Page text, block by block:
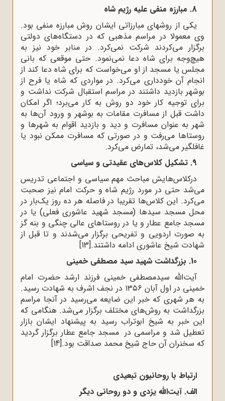
8. مبارزه منفی علیه رژیم شاه
یکی از روشهای مبارزاتی ایشان روش مبارزه منفی بود.
وی معمولا در مراسم مذهبی که در دستگاه‌های دولتی
برگزار می‌کردند شرکت نمی‌کرد. در منابر خود نیز به
هیچ‌وجه برای شاه دعا نمی‌نمود. حتی موقعی که بانی
مجلس یا مسجد از او می‌خواست که برای شاه دعا کند از
انجام آن خودداری می‌کرد. در مواردی که شاه یا فرح از
بوشهر بازدید داشتند در مراسم استقبال شرکت نداشت و
برای توجیه کار خود دو روش به کار می‌برد؛ اگر امکان
داشت قبل از مسافرت مقامات به بوشهر و ورود آن‌ها به
شهر به عنوان مسافرت و دید و بازدید اقوام به شهرها و
روستاها می‌رفت و در صورتی که مسافرت ممکن نبود یا
غافلگیر می‌شد، تمارض می‌کرد.
9. تشکیل کلاس‌های عقیدتی و سیاسی
درکلاس‌هایش مباحث مهم سیاسی و اجتماعی تدریس
می‌شد حتی در مورد رژیم شاه و حرکت امام نیز صحبت
می‌کرد. این کلاس‌ها تقریبا در فاصله هر ده روز یک‌بار در
محل مسجد سیدها (مسجد شهید عاشوری فعلی) یا در
مسجد جامع عطار و یا در روستاهای عالی چنگی و بنه گز
به صورت اردویی و تفریحی برگزار می‌شدند و تا قبل از
شهادت شیخ عاشوری ادامه داشتند.[13]
10. بزرگداشت شهید سید مصطفی خمینی
آیت‌الله سیدمصطفی خمینی فرزند ارشد حضرت امام
خمینی در اول آبان ۱۳۵۶ در نجف اشرف به شهادت رسید.
به هر شهری که خبر این ضایعه می‌رسید در آنجا مراسم
بزرگداشت به روش‌های مختلف برگزار می‌شد. هنگامی که
این خبر به شیخ ابوتراب رسید به پیشنهاد ایشان بازار
تعطیل شد و مراسمی در مسجد جامع عطار برگزار گردید
که سخنران آن حاج شیخ محمد صداقت بود.[14]
ارتباط با روحانیون تبعیدی
الف. آیت‌الله یزدی و دو روحانی دیگر